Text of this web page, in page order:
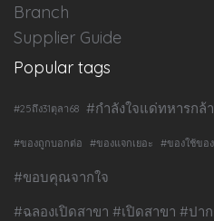
Branch
Supplier Guide
Popular tags
#25ถึง31ตุลา68 #กำลังใจแด่ทหารกล้า
#ของถูกบอกต่อ #ของแจกเยอะ #ของใช้ขอ
#ขอบคุณจากใจ
#ฉลองเปิดสาขา #เปิดสาขา #ปา